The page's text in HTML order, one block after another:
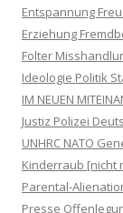
Entspannung
Erziehung
Folter
Ideologie Politik
IM NEUEN
Justiz Polizei
UNHRC NATO
Kinderraub [nicht
Parental-
Presse